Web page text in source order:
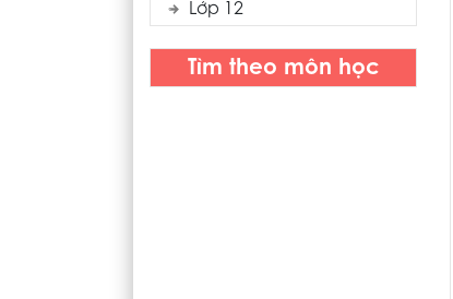
Lớp 12
Tìm theo môn học